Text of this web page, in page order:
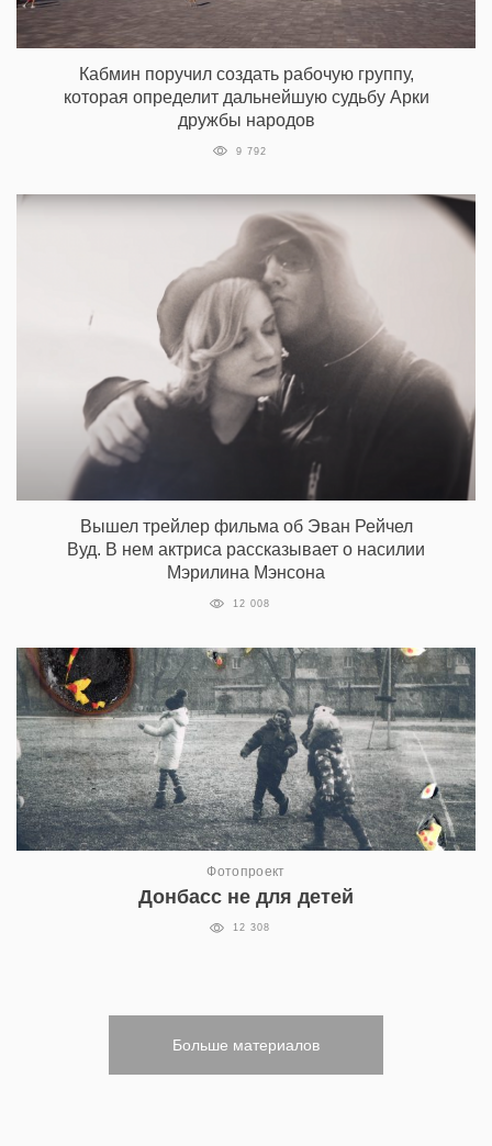
Кабмин поручил создать рабочую группу,
которая определит дальнейшую судьбу Арки
дружбы народов
9 792
Вышел трейлер фильма об Эван Рейчел
Вуд. В нем актриса рассказывает о насилии
Мэрилина Мэнсона
12 008
Фотопроект
Донбасс не для детей
12 308
Больше материалов